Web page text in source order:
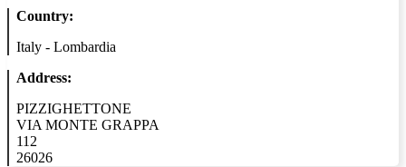
Country:
Italy - Lombardia
Address:
PIZZIGHETTONE
VIA MONTE GRAPPA
112
26026